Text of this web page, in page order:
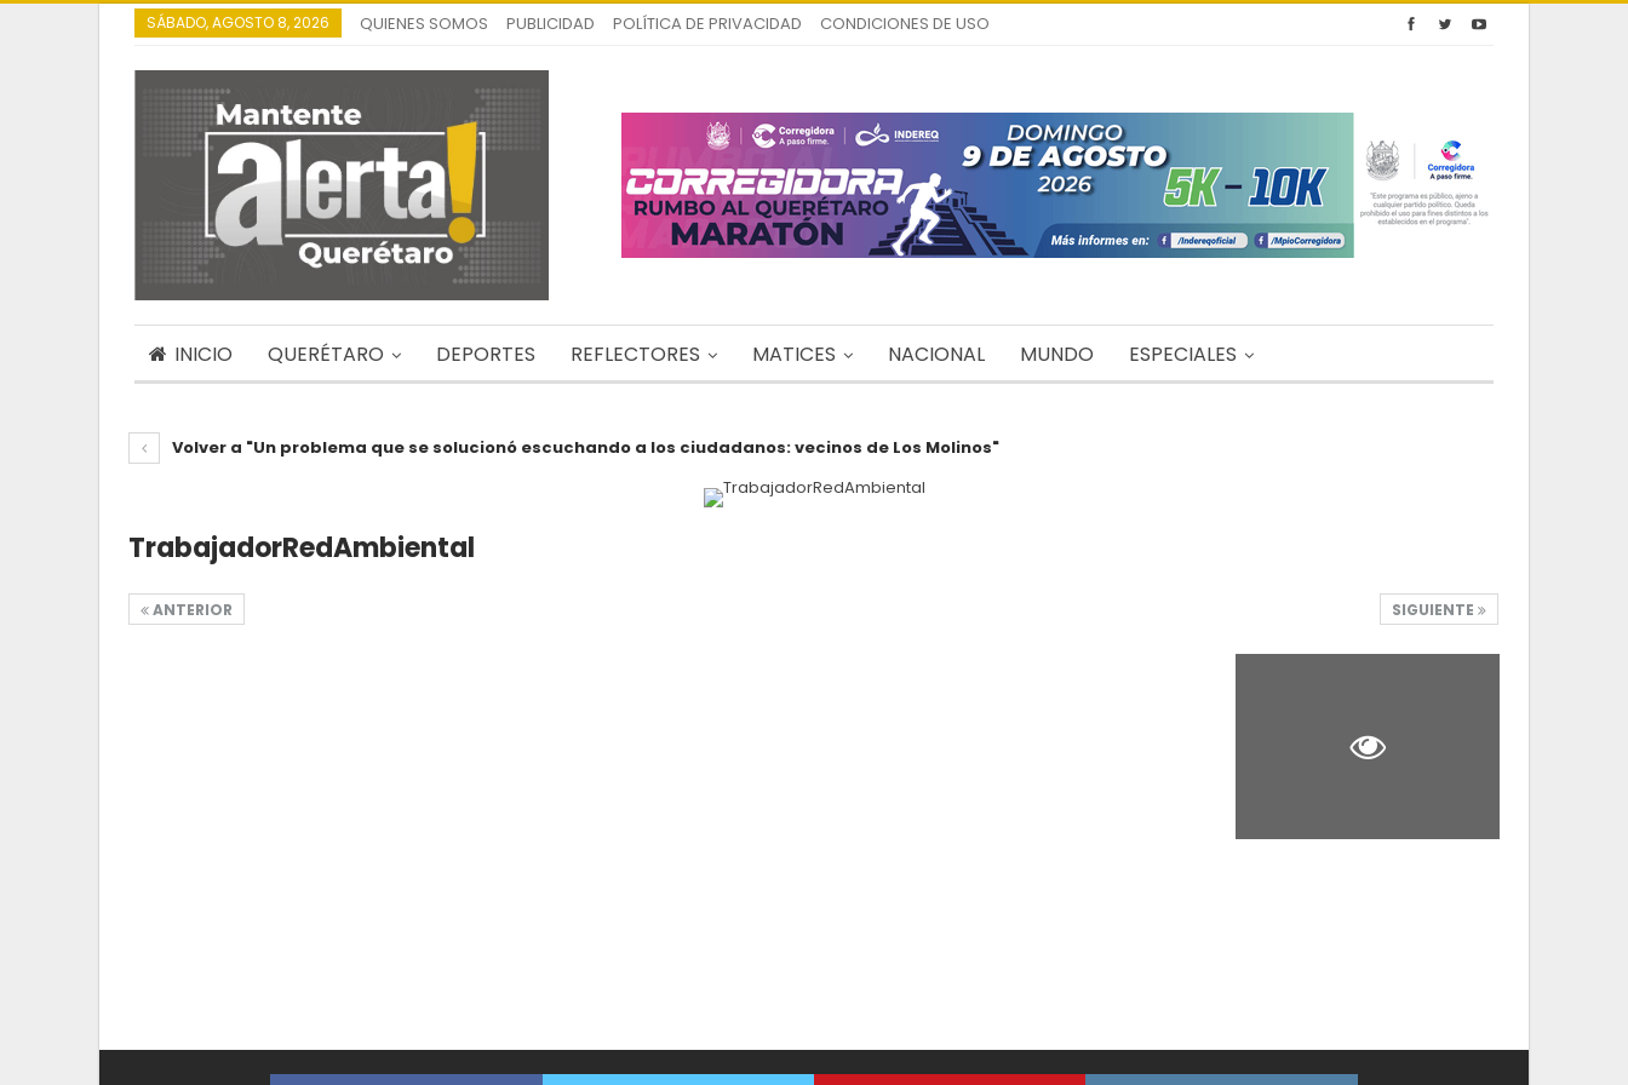
SÁBADO, AGOSTO 8, 2026 QUIENES SOMOS PUBLICIDAD POLÍTICA DE PRIVACIDAD CONDICIONES DE USO
INICIO QUERÉTARO DEPORTES REFLECTORES MATICES NACIONAL MUNDO ESPECIALES
Volver a "Un problema que se solucionó escuchando a los ciudadanos: vecinos de Los Molinos"
TrabajadorRedAmbiental
SIGUIENTE
ANTERIOR